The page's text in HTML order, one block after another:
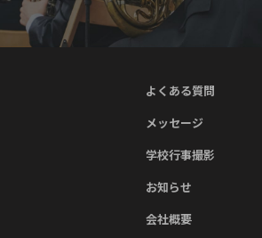
よくある質問
メッセージ
学校行事撮影
お知らせ
会社概要